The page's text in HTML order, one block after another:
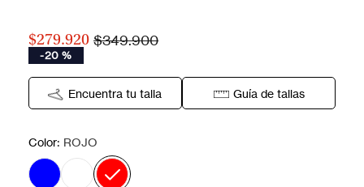
$279.920 $349.900
-20 %
Encuentra tu talla Guía de tallas
Color: ROJO